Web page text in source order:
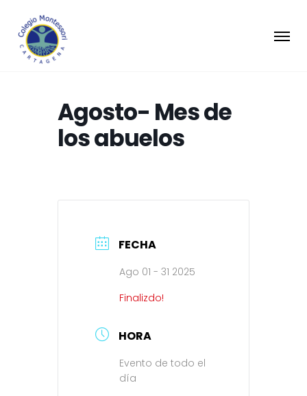
Agosto- Mes de
los abuelos
FECHA
Ago 01 - 31 2025
Finalizdo!
HORA
Evento de todo el
día